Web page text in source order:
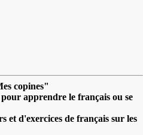
copines"
apprendre le français ou se
et d'exercices de français sur les